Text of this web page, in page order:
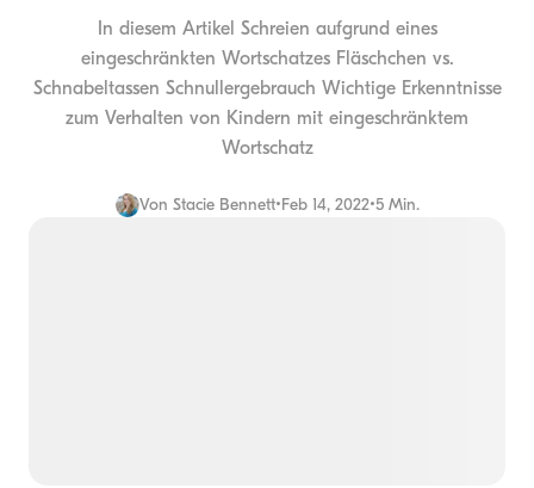
In diesem Artikel Schreien aufgrund eines
eingeschränkten Wortschatzes Fläschchen vs.
Schnabeltassen Schnullergebrauch Wichtige Erkenntnisse
zum Verhalten von Kindern mit eingeschränktem
Wortschatz
Von Stacie Bennett•Feb 14, 2022•5 Min.